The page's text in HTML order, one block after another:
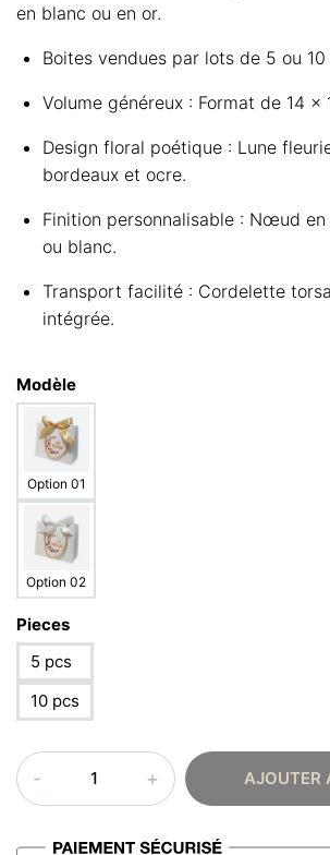
en blanc ou en or.
Boites vendues par lots de 5 ou 10
Volume généreux : Format de 14 x
Design floral poétique : Lune
bordeaux et ocre.
Finition personnalisable : Nœud
ou blanc.
Transport facilité : Cordelette
intégrée.
Modèle
Option 01
Option 02
Pieces
5 pcs
10 pcs
quantité
de
cadeau
AJOUTER